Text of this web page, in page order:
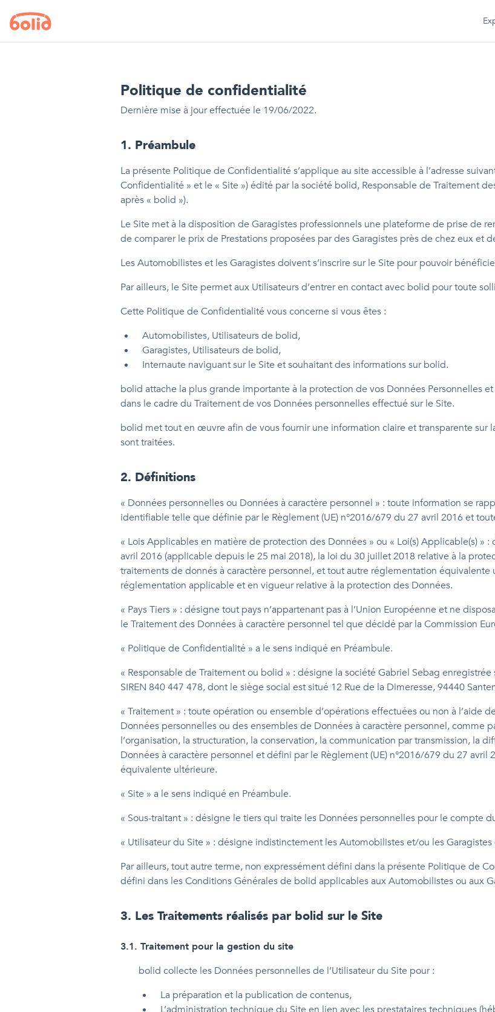
Politique de confidentialité
Dernière mise à jour effectuée le 19/06/2022.
1. Préambule
La présente Politique de Confidentialité s’applique au site accessible à l’adresse
Confidentialité » et le « Site ») édité par la société bolid, Responsable de Traitement
après « bolid »).
Le Site met à la disposition de Garagistes professionnels une plateforme de prise de
de comparer le prix de Prestations proposées par des Garagistes près de chez eux et
Les Automobilistes et les Garagistes doivent s’inscrire sur le Site pour pouvoir
Par ailleurs, le Site permet aux Utilisateurs d’entrer en contact avec bolid pour toute
Cette Politique de Confidentialité vous concerne si vous êtes :
Automobilistes, Utilisateurs de bolid,
Garagistes, Utilisateurs de bolid,
Internaute naviguant sur le Site et souhaitant des informations sur bolid.
bolid attache la plus grande importante à la protection de vos Données Personnelles
dans le cadre du Traitement de vos Données personnelles effectué sur le Site.
bolid met tout en œuvre afin de vous fournir une information claire et transparente sur
sont traitées.
2. Définitions
« Données personnelles ou Données à caractère personnel » : toute information se
identifiable telle que définie par le Règlement (UE) n°2016/679 du 27 avril 2016 et
« Lois Applicables en matière de protection des Données » ou « Loi(s) Applicable(s) »
avril 2016 (applicable depuis le 25 mai 2018), la loi du 30 juillet 2018 relative à la
traitements de donnés à caractère personnel, et tout autre réglementation
réglementation applicable et en vigueur relative à la protection des Données.
« Pays Tiers » : désigne tout pays n’appartenant pas à l’Union Européenne et ne
le Traitement des Données à caractère personnel tel que décidé par la Commission
« Politique de Confidentialité » a le sens indiqué en Préambule.
« Responsable de Traitement ou bolid » : désigne la société Gabriel Sebag
SIREN 840 447 478, dont le siège social est situé 12 Rue de la Dimeresse, 94440
« Traitement » : toute opération ou ensemble d’opérations effectuées ou non à l’aide
Données personnelles ou des ensembles de Données à caractère personnel, comme
l’organisation, la structuration, la conservation, la communication par transmission, la
Données à caractère personnel et défini par le Règlement (UE) n°2016/679 du 27
équivalente ultérieure.
« Site » a le sens indiqué en Préambule.
« Sous-traitant » : désigne le tiers qui traite les Données personnelles pour le compte
« Utilisateur du Site » : désigne indistinctement les Automobilistes et/ou les
Par ailleurs, tout autre terme, non expressément défini dans la présente Politique de
défini dans les Conditions Générales de bolid applicables aux Automobilistes ou aux
3. Les Traitements réalisés par bolid sur le Site
3.1. Traitement pour la gestion du site
bolid collecte les Données personnelles de l’Utilisateur du Site pour :
La préparation et la publication de contenus,